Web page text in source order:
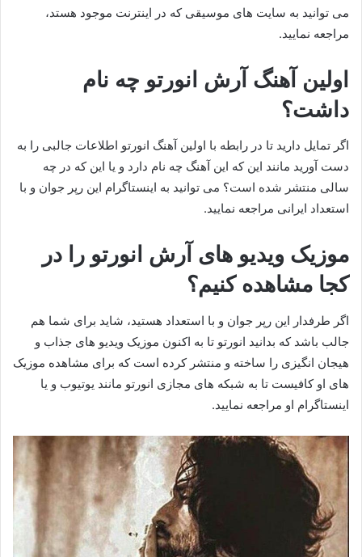
می توانید به سایت های موسیقی که در اینترنت موجود هستد،
مراجعه نمایید.
اولین آهنگ آرش انورتو چه نام
داشت؟
اگر تمایل دارید تا در رابطه با اولین آهنگ انورتو اطلاعات جالبی را به
دست آورید مانند این که این آهنگ چه نام دارد و یا این که در چه
سالی منتشر شده است؟ می‌ توانید به اینستاگرام این رپر جوان و با
استعداد ایرانی مراجعه نمایید.
موزیک ویدیو های آرش انورتو را در
کجا مشاهده کنیم؟
اگر طرفدار این رپر جوان و با استعداد هستید، شاید برای شما هم
جالب باشد که بدانید انورتو تا به اکنون موزیک ویدیو های جذاب و
هیجان انگیزی را ساخته و منتشر کرده است که برای مشاهده موزیک
های او کافیست تا به شبکه‌ های مجازی انورتو مانند یوتیوب و یا
اینستاگرام او مراجعه نمایید.